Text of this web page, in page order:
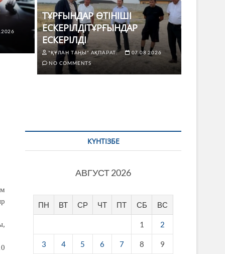
ЕСКЕРІЛДІТҰРҒЫНДАР
NO COMMENTS
ТҰРҒЫНДАР ӨТІНІШІ
ЕСКЕРІЛДІТҰРҒЫНДАР
ЕСКЕРІЛДІ
"ҚҰЛАН ТАҢЫ" АҚПАРАТ.
07.08.2026
NO COMMENTS
КҮНТІЗБЕ
АВГУСТ 2026
ПН ВТ СР ЧТ ПТ СБ ВС
1 2
3 4 5 6 7 8 9